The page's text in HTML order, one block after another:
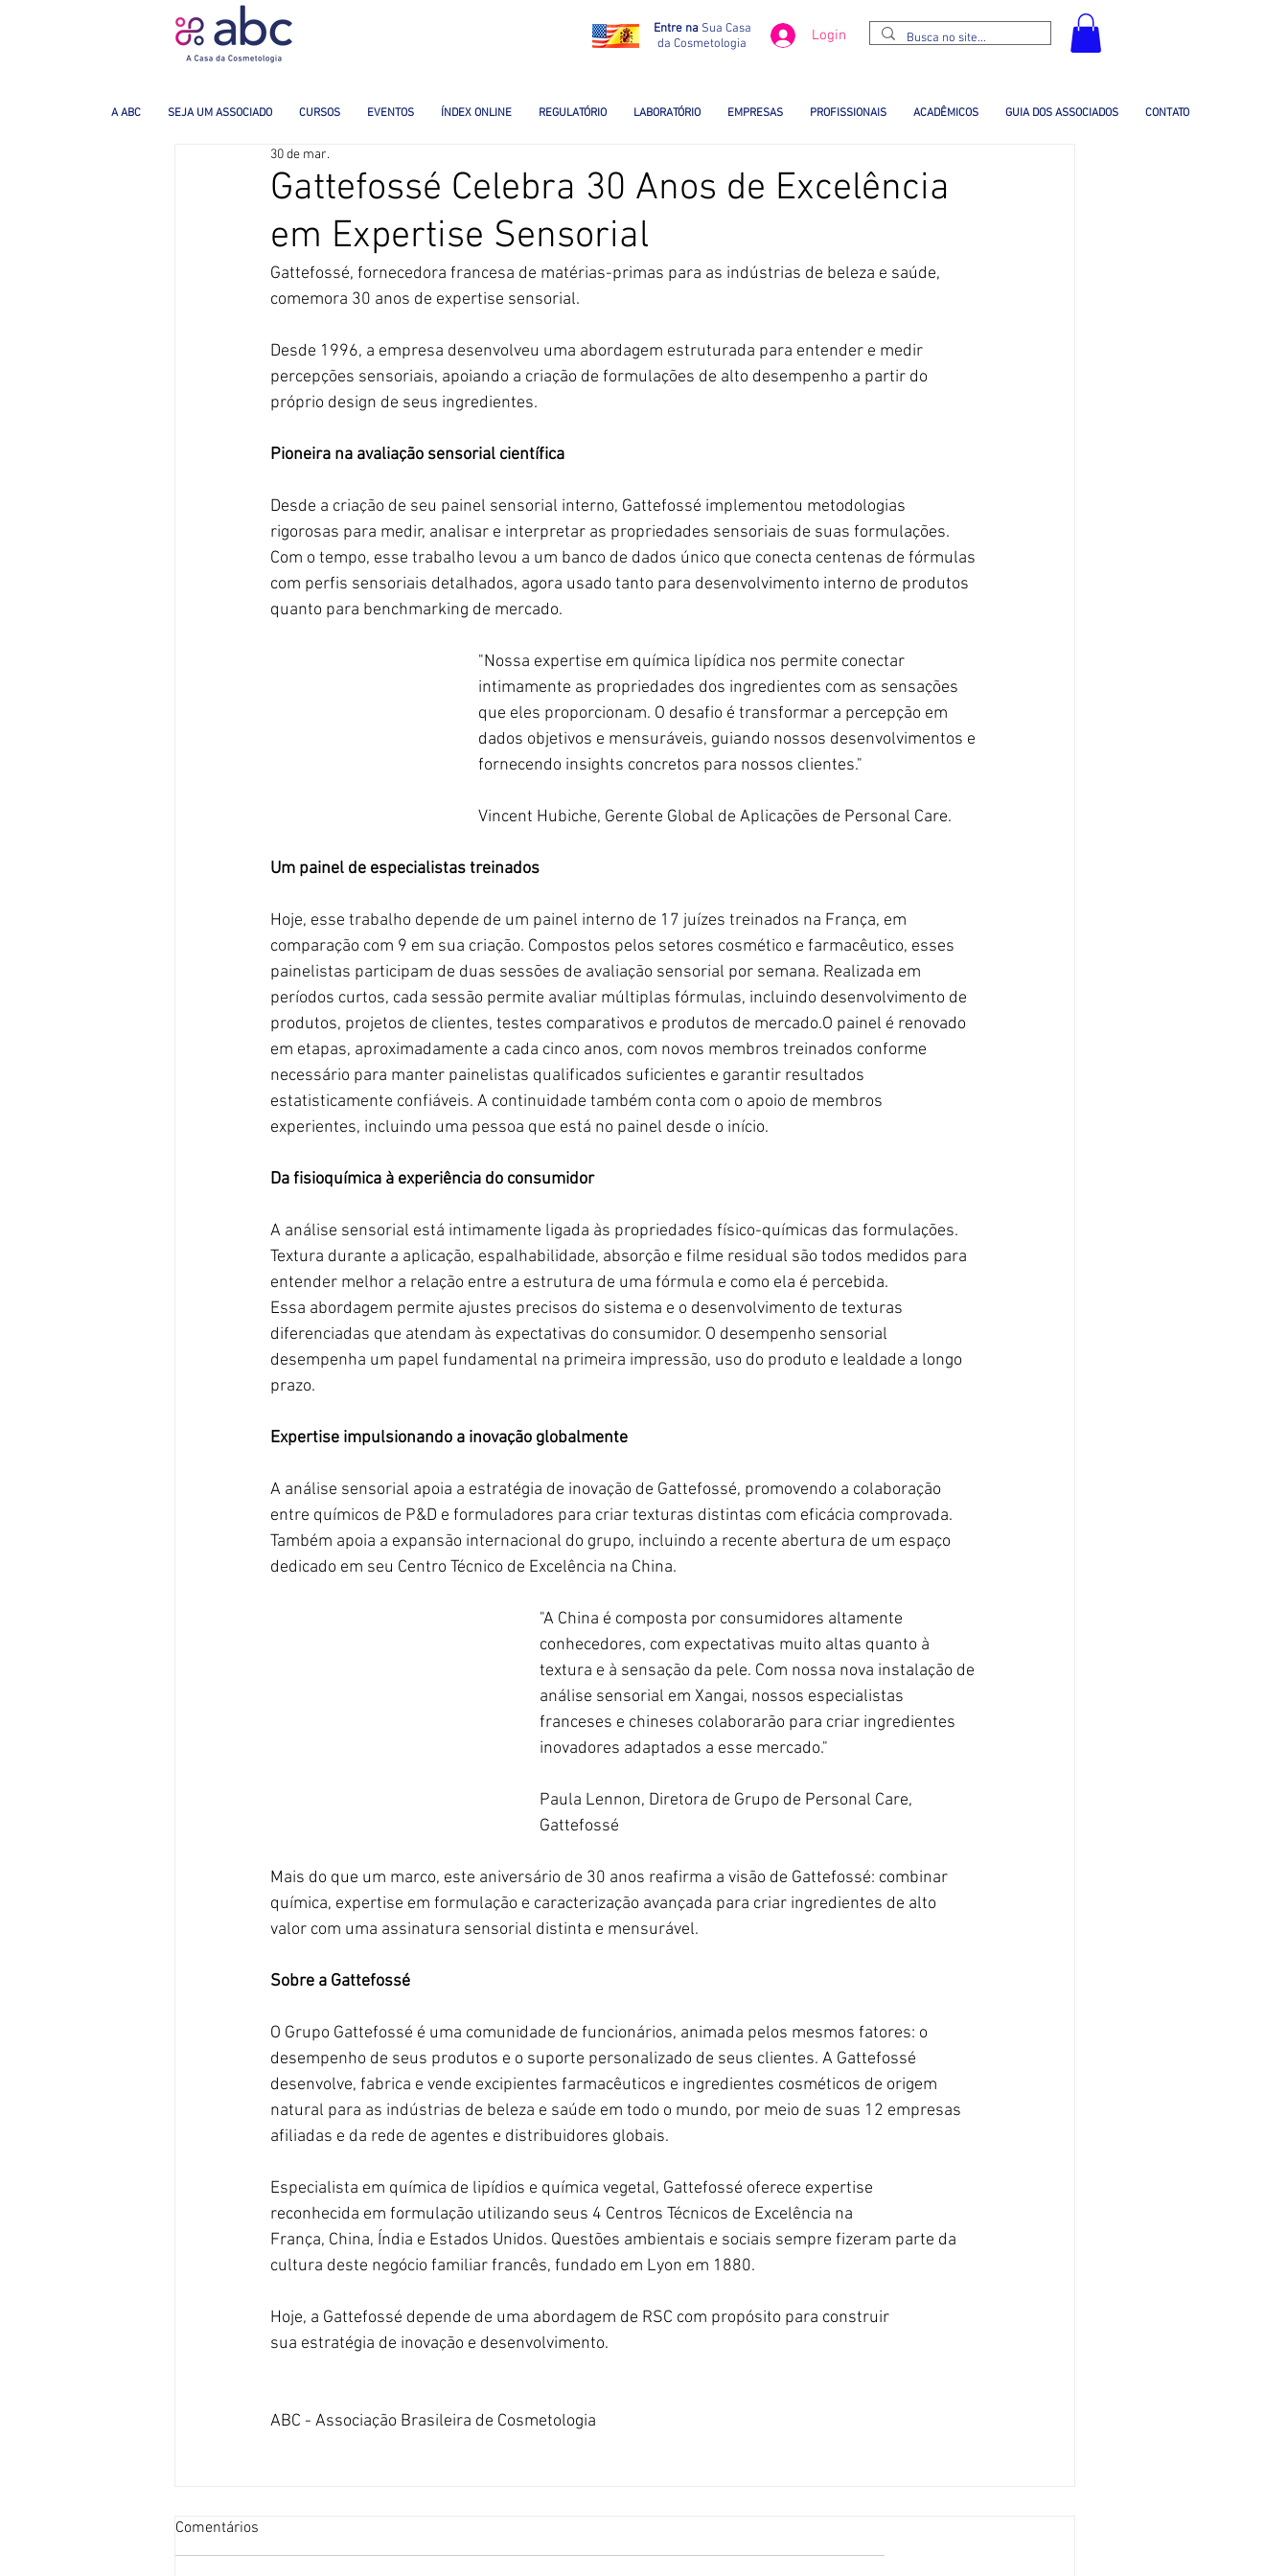
Entre na Sua Casa
da Cosmetologia
Login
A ABC SEJA UM ASSOCIADO CURSOS EVENTOS ÍNDEX ONLINE REGULATÓRIO LABORATÓRIO EMPRESAS PROFISSIONAIS ACADÊMICOS GUIA DOS ASSOCIADOS CONTATO
Gattefossé Celebra 30 Anos de Excelência
em Expertise Sensorial
30 de mar.
Gattefossé, fornecedora francesa de matérias-primas para as indústrias de beleza e saúde,
comemora 30 anos de expertise sensorial.
Desde 1996, a empresa desenvolveu uma abordagem estruturada para entender e medir
percepções sensoriais, apoiando a criação de formulações de alto desempenho a partir do
próprio design de seus ingredientes.
Pioneira na avaliação sensorial científica
Desde a criação de seu painel sensorial interno, Gattefossé implementou metodologias
rigorosas para medir, analisar e interpretar as propriedades sensoriais de suas formulações.
Com o tempo, esse trabalho levou a um banco de dados único que conecta centenas de fórmulas
com perfis sensoriais detalhados, agora usado tanto para desenvolvimento interno de produtos
quanto para benchmarking de mercado.
"Nossa expertise em química lipídica nos permite conectar
intimamente as propriedades dos ingredientes com as sensações
que eles proporcionam. O desafio é transformar a percepção em
dados objetivos e mensuráveis, guiando nossos desenvolvimentos e
fornecendo insights concretos para nossos clientes."
Vincent Hubiche, Gerente Global de Aplicações de Personal Care.
Um painel de especialistas treinados
Hoje, esse trabalho depende de um painel interno de 17 juízes treinados na França, em
comparação com 9 em sua criação. Compostos pelos setores cosmético e farmacêutico, esses
painelistas participam de duas sessões de avaliação sensorial por semana. Realizada em
períodos curtos, cada sessão permite avaliar múltiplas fórmulas, incluindo desenvolvimento de
produtos, projetos de clientes, testes comparativos e produtos de mercado.O painel é renovado
em etapas, aproximadamente a cada cinco anos, com novos membros treinados conforme
necessário para manter painelistas qualificados suficientes e garantir resultados
estatisticamente confiáveis. A continuidade também conta com o apoio de membros
experientes, incluindo uma pessoa que está no painel desde o início.
Da fisioquímica à experiência do consumidor
A análise sensorial está intimamente ligada às propriedades físico-químicas das formulações.
Textura durante a aplicação, espalhabilidade, absorção e filme residual são todos medidos para
entender melhor a relação entre a estrutura de uma fórmula e como ela é percebida.
Essa abordagem permite ajustes precisos do sistema e o desenvolvimento de texturas
diferenciadas que atendam às expectativas do consumidor. O desempenho sensorial
desempenha um papel fundamental na primeira impressão, uso do produto e lealdade a longo
prazo.
Expertise impulsionando a inovação globalmente
A análise sensorial apoia a estratégia de inovação de Gattefossé, promovendo a colaboração
entre químicos de P&D e formuladores para criar texturas distintas com eficácia comprovada.
Também apoia a expansão internacional do grupo, incluindo a recente abertura de um espaço
dedicado em seu Centro Técnico de Excelência na China.
"A China é composta por consumidores altamente
conhecedores, com expectativas muito altas quanto à
textura e à sensação da pele. Com nossa nova instalação de
análise sensorial em Xangai, nossos especialistas
franceses e chineses colaborarão para criar ingredientes
inovadores adaptados a esse mercado."
Paula Lennon, Diretora de Grupo de Personal Care,
Gattefossé
Mais do que um marco, este aniversário de 30 anos reafirma a visão de Gattefossé: combinar
química, expertise em formulação e caracterização avançada para criar ingredientes de alto
valor com uma assinatura sensorial distinta e mensurável.
Sobre a Gattefossé
O Grupo Gattefossé é uma comunidade de funcionários, animada pelos mesmos fatores: o
desempenho de seus produtos e o suporte personalizado de seus clientes. A Gattefossé
desenvolve, fabrica e vende excipientes farmacêuticos e ingredientes cosméticos de origem
natural para as indústrias de beleza e saúde em todo o mundo, por meio de suas 12 empresas
afiliadas e da rede de agentes e distribuidores globais.
Especialista em química de lipídios e química vegetal, Gattefossé oferece expertise
reconhecida em formulação utilizando seus 4 Centros Técnicos de Excelência na
França, China, Índia e Estados Unidos. Questões ambientais e sociais sempre fizeram parte da
cultura deste negócio familiar francês, fundado em Lyon em 1880.
Hoje, a Gattefossé depende de uma abordagem de RSC com propósito para construir
sua estratégia de inovação e desenvolvimento.
ABC - Associação Brasileira de Cosmetologia
Comentários